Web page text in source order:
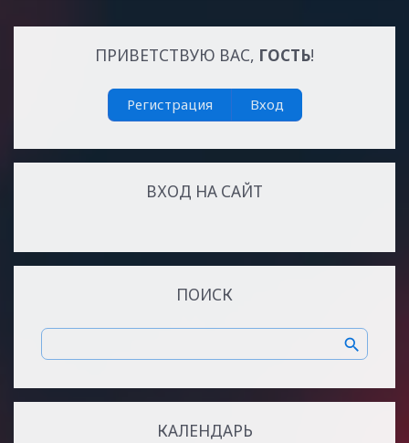
ПРИВЕТСТВУЮ ВАС, ГОСТЬ!
Регистрация Вход
ВХОД НА САЙТ
ПОИСК
КАЛЕНДАРЬ